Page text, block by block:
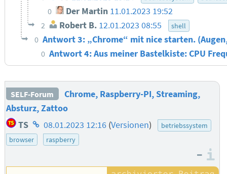
0 Der Martin 11.01.2023 19:52
2 Robert B. 12.01.2023 08:55 shell
0 Antwort 3: „Chrome“ mit nice starten.
0 Antwort 4: Aus meiner Bastelkiste: CPU
SELF-Forum
Chrome, Raspberry-PI, Streaming,
Absturz, Zattoo
TS Homepage
des
08.01.2023 12:16 (Versionen)
betriebssystem
browser
raspberry
–